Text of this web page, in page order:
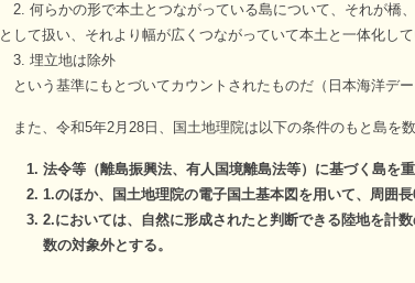
2. 何らかの形で本土とつながっている島について、それが橋
として扱い、それより幅が広くつながっていて本土と一体化し
3. 埋立地は除外
という基準にもとづいてカウントされたものだ（日本海洋デ
また、令和5年2月28日、国土地理院は以下の条件のもと島を
法令等（離島振興法、有人国境離島法等）に基づく島を重
1.のほか、国土地理院の電子国土基本図を用いて、周囲
2.においては、自然に形成されたと判断できる陸地を計
数の対象外とする。